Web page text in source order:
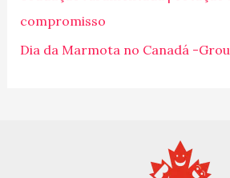
o
r
compromisso
Dia da Marmota no Canadá -